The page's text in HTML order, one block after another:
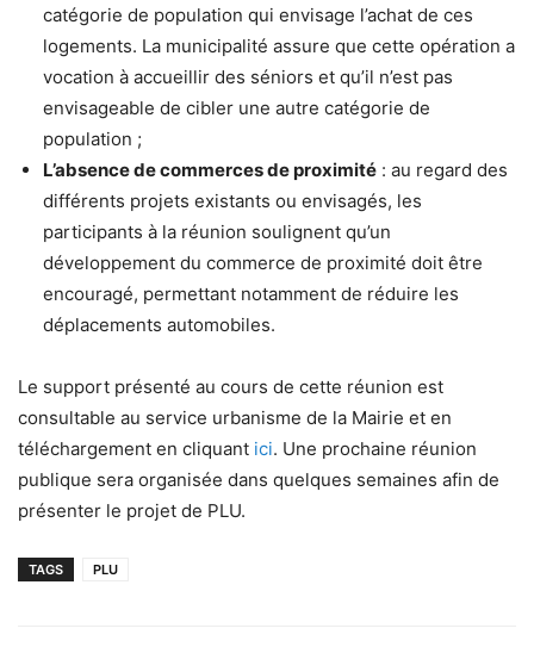
catégorie de population qui envisage l’achat de ces
logements. La municipalité assure que cette opération a
vocation à accueillir des séniors et qu’il n’est pas
envisageable de cibler une autre catégorie de
population ;
L’absence de commerces de proximité : au regard des
différents projets existants ou envisagés, les
participants à la réunion soulignent qu’un
développement du commerce de proximité doit être
encouragé, permettant notamment de réduire les
déplacements automobiles.
Le support présenté au cours de cette réunion est
consultable au service urbanisme de la Mairie et en
téléchargement en cliquant ici. Une prochaine réunion
publique sera organisée dans quelques semaines afin de
présenter le projet de PLU.
TAGS PLU